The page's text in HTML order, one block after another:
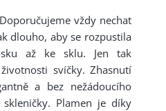
vždy nechat
dlouho, aby se rozpustila
až ke sklu. Jen tak
svíčky. Zhasnutí
a bez nežádoucího
Plamen je díky